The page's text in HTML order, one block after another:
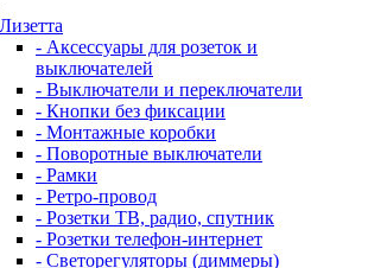
- Аксессуары для розеток и
выключателей
- Выключатели и переключатели
- Кнопки без фиксации
- Монтажные коробки
- Поворотные выключатели
- Рамки
- Ретро-провод
- Розетки ТВ, радио, спутник
- Розетки телефон-интернет
- Светорегуляторы (диммеры)